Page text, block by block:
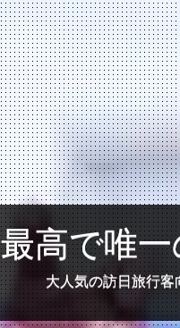
最高で唯
大人気の訪日旅行客